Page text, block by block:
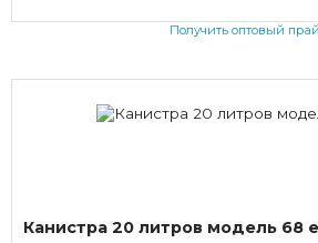
Получить оптовый
Канистра 20 литров модель 68